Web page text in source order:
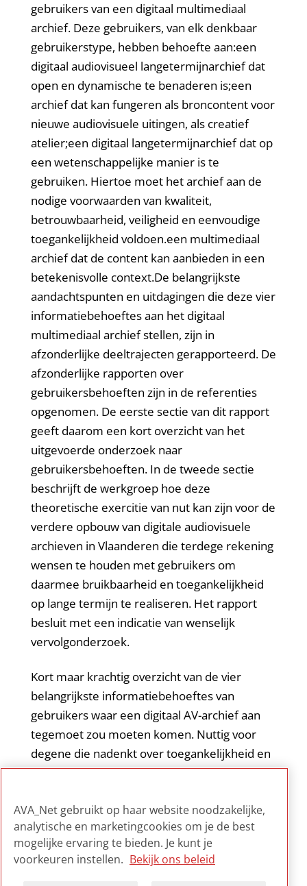
gebruikers van een digitaal multimediaal
archief. Deze gebruikers, van elk denkbaar
gebruikerstype, hebben behoefte aan:een
digitaal audiovisueel langetermijnarchief dat
open en dynamische te benaderen is;een
archief dat kan fungeren als broncontent voor
nieuwe audiovisuele uitingen, als creatief
atelier;een digitaal langetermijnarchief dat op
een wetenschappelijke manier is te
gebruiken. Hiertoe moet het archief aan de
nodige voorwaarden van kwaliteit,
betrouwbaarheid, veiligheid en eenvoudige
toegankelijkheid voldoen.een multimediaal
archief dat de content kan aanbieden in een
betekenisvolle context.De belangrijkste
aandachtspunten en uitdagingen die deze vier
informatiebehoeftes aan het digitaal
multimediaal archief stellen, zijn in
afzonderlijke deeltrajecten gerapporteerd. De
afzonderlijke rapporten over
gebruikersbehoeften zijn in de referenties
opgenomen. De eerste sectie van dit rapport
geeft daarom een kort overzicht van het
uitgevoerde onderzoek naar
gebruikersbehoeften. In de tweede sectie
beschrijft de werkgroep hoe deze
theoretische exercitie van nut kan zijn voor de
verdere opbouw van digitale audiovisuele
archieven in Vlaanderen die terdege rekening
wensen te houden met gebruikers om
daarmee bruikbaarheid en toegankelijkheid
op lange termijn te realiseren. Het rapport
besluit met een indicatie van wenselijk
vervolgonderzoek.
Kort maar krachtig overzicht van de vier
belangrijkste informatiebehoeftes van
gebruikers waar een digitaal AV-archief aan
tegemoet zou moeten komen. Nuttig voor
degene die nadenkt over toegankelijkheid en
inrichting van een dergelijk archief. De
doelgroep.
AVA_Net gebruikt op haar website noodzakelijke,
analytische en marketingcookies om je de best
mogelijke ervaring te bieden. Je kunt je
voorkeuren instellen. Bekijk ons beleid